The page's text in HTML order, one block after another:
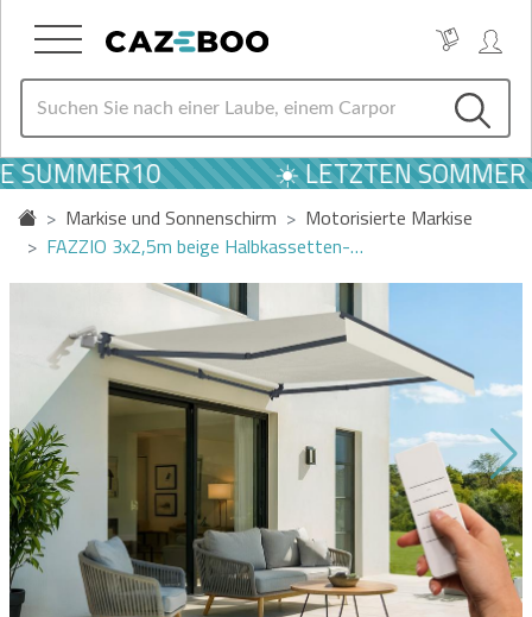
☀️ LETZTEN SOMMER
Markise und Sonnenschirm
Motorisierte Markise
FAZZIO 3x2,5m beige Halbkassetten-…